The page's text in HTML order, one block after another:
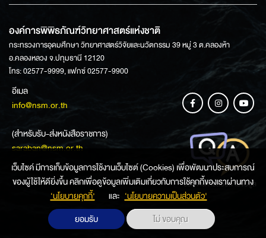
องค์การพิพิธภัณฑ์วิทยาศาสตร์แห่งชาติ
กระทรวงการอุดมศึกษา วิทยาศาสตร์วิจัยและนวัตกรรม 39 หมู่ 3 ต.คลองห้า
อ.คลองหลวง จ.ปทุมธานี 12120
โทร: 02577-9999, แฟกซ์ 02577-9900
อีเมล
info@nsm.or.th
(สำหรับรับ-ส่งหนังสือราชการ)
saraban@nsm.or.th
ช่องทางการสอบถามข้อมูล
เว็บไซค์ มีการเก็บข้อมูลการใช้งานเว็บไซต์ (Cookies) เพื่อพัฒนาประสบการณ์
ของผู้ใช้ให้ดียิ่งขึ้น คลิกเพื่อดูข้อมูลเพิ่มเติมเกี่ยวกับการใช้คุกกี้ของเราผ่านทาง
‘นโยบายคุกกี้’
และ ‘นโยบายความเป็นส่วนตัว'
ยอมรับ
ไม่ ขอบคุณ